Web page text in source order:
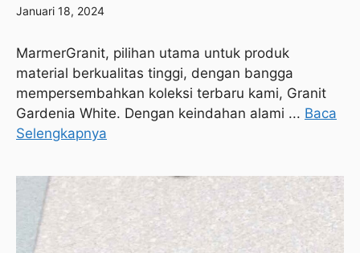
Januari 18, 2024
MarmerGranit, pilihan utama untuk produk
material berkualitas tinggi, dengan bangga
mempersembahkan koleksi terbaru kami, Granit
Gardenia White. Dengan keindahan alami ... Baca
Selengkapnya